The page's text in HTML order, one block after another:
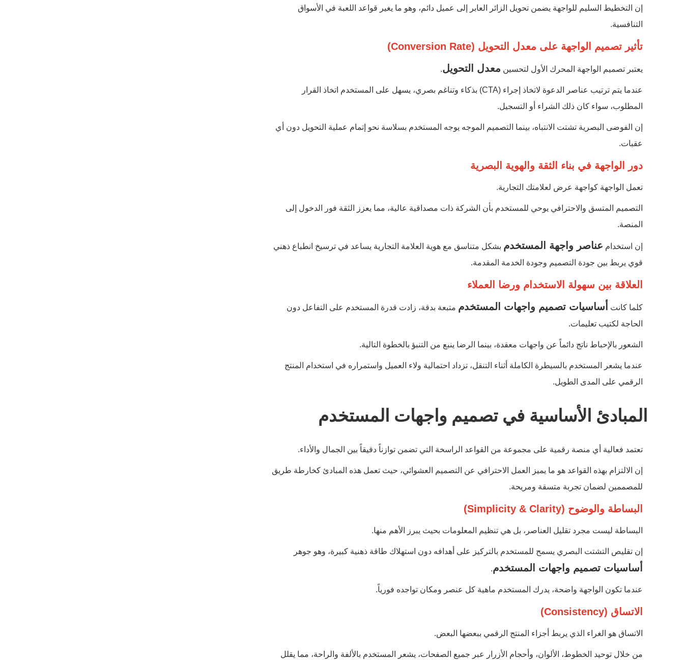
إن التخطيط السليم للواجهة يضمن تحويل الزائر العابر إلى عميل دائم، وهو ما يغير قواعد اللعبة في الأسواق
التنافسية.
تأثير تصميم الواجهة على معدل التحويل (Conversion Rate)
يعتبر تصميم الواجهة المحرك الأول لتحسين معدل التحويل.
عندما يتم ترتيب عناصر الدعوة لاتخاذ إجراء (CTA) بذكاء وتناغم بصري، يسهل على المستخدم اتخاذ القرار
المطلوب، سواء كان ذلك الشراء أو التسجيل.
إن الفوضى البصرية تشتت الانتباه، بينما التصميم الموجه يوجه المستخدم بسلاسة نحو إتمام عملية التحويل دون أي
عقبات.
دور الواجهة في بناء الثقة والهوية البصرية
تعمل الواجهة كواجهة عرض لعلامتك التجارية.
التصميم المتسق والاحترافي يوحي للمستخدم بأن الشركة ذات مصداقية عالية، مما يعزز الثقة فور الدخول إلى
المنصة.
إن استخدام عناصر واجهة المستخدم بشكل متناسق مع هوية العلامة التجارية يساعد في ترسيخ انطباع ذهني
قوي يربط بين جودة التصميم وجودة الخدمة المقدمة.
العلاقة بين سهولة الاستخدام ورضا العملاء
كلما كانت أساسيات تصميم واجهات المستخدم متبعة بدقة، زادت قدرة المستخدم على التفاعل دون
الحاجة لكتيب تعليمات.
الشعور بالإحباط ناتج دائماً عن واجهات معقدة، بينما الرضا ينبع من التنبؤ بالخطوة التالية.
عندما يشعر المستخدم بالسيطرة الكاملة أثناء التنقل، تزداد احتمالية ولاء العميل واستمراره في استخدام المنتج
الرقمي على المدى الطويل.
المبادئ الأساسية في تصميم واجهات المستخدم
تعتمد فعالية أي منصة رقمية على مجموعة من القواعد الراسخة التي تضمن توازناً دقيقاً بين الجمال والأداء.
إن الالتزام بهذه القواعد هو ما يميز العمل الاحترافي عن التصميم العشوائي، حيث تعمل هذه المبادئ كخارطة طريق
للمصممين لضمان تجربة متسقة ومريحة.
البساطة والوضوح (Simplicity & Clarity)
البساطة ليست مجرد تقليل العناصر، بل هي تنظيم المعلومات بحيث يبرز الأهم منها.
إن تقليص التشتت البصري يسمح للمستخدم بالتركيز على أهدافه دون استهلاك طاقة ذهنية كبيرة، وهو جوهر
أساسيات تصميم واجهات المستخدم.
عندما تكون الواجهة واضحة، يدرك المستخدم ماهية كل عنصر ومكان تواجده فورياً.
الاتساق (Consistency)
الاتساق هو الغراء الذي يربط أجزاء المنتج الرقمي ببعضها البعض.
من خلال توحيد الخطوط، الألوان، وأحجام الأزرار عبر جميع الصفحات، يشعر المستخدم بالألفة والراحة، مما يقلل